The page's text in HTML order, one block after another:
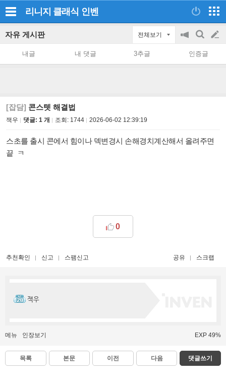
리니지 클래식 인벤
자유 게시판 전체보기
공
on/off
검
색
글
쓰
내글 내 댓글 3추글 인증글
[잡담] 콘스텟 해결법
잭우 댓글: 1 개 조회: 1744 2026-06-02 12:39:19
스초를 출시 콘에서 힘이나 덱변경시 손해경치계산해서 올려주면
끝 ㅋ
0
추천확인 신고 스팸신고 공유 스크랩
잭우
메뉴 인장보기 EXP 49%
목록 본문 이전 다음 댓글쓰기